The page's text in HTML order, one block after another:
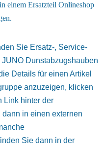
einem Ersatzteil Onlineshop
Sie Ersatz-, Service-
Dunstabzugshauben
Details für einen Artikel
anzuzeigen, klicken
Link hinter der
in einen externen
Sie dann in der